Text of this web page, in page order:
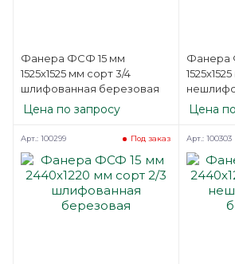
Фанера ФСФ 15 мм
1525х1525 мм сорт 3/4
шлифованная березовая
Цена по запросу
Фанера
Цена
Под заказ
Арт.: 100299 Арт.: 100303